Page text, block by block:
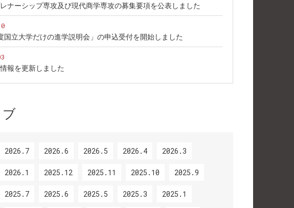
ナーシップ専攻及び現代商学専攻の募集要項を公表しました
国立大学だけの進学説明会」の申込受付を開始しました
報を更新しました
2026.7 2026.6 2026.5 2026.4 2026.3
2026.1 2025.12 2025.11 2025.10 2025.9
2025.7 2025.6 2025.5 2025.3 2025.1